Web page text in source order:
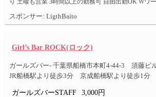
り 土曜も営業 3時間以上の勤務可 自由出勤OK Wワ
スポンサー: LigthBaito
Girl’s Bar ROCK(ロック)
ガールズバー- 千葉県船橋市本町4-44-3 須藤ビ
JR船橋駅より徒歩3分 京成船橋駅より徒歩1分
ガールズバーSTAFF 3,000円